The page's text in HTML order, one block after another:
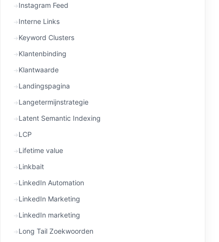
Instagram Feed
Interne Links
Keyword Clusters
Klantenbinding
Klantwaarde
Landingspagina
Langetermijnstrategie
Latent Semantic Indexing
LCP
Lifetime value
Linkbait
LinkedIn Automation
LinkedIn Marketing
LinkedIn marketing
Long Tail Zoekwoorden